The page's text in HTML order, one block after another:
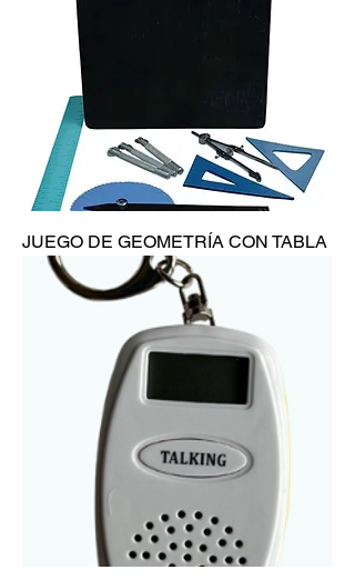
JUEGO DE GEOMETRÍA CON TABLA